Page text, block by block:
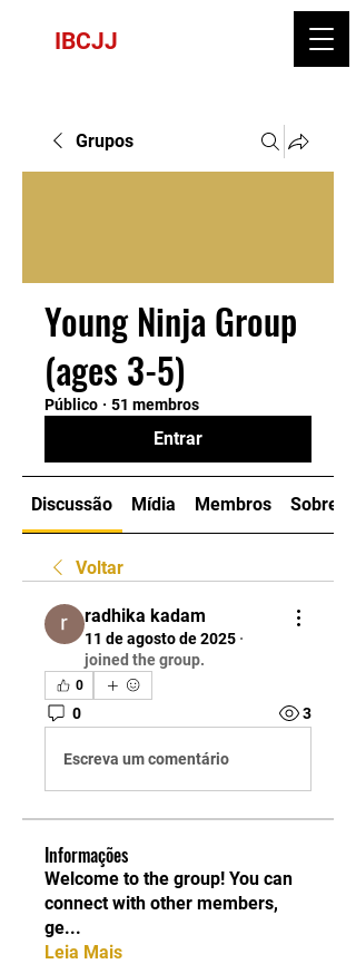
IBCJJ
Grupos
Young Ninja Group
(ages 3-5)
Público · 51 membros
Entrar
Discussão Mídia Membros Sobre
Voltar
radhika kadam
11 de agosto de 2025 ·
joined the group.
0
0 3
Escreva um comentário
Informações
Welcome to the group! You can
connect with other members,
ge...
Leia Mais